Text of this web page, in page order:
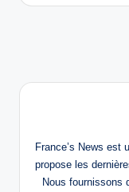
France’s News est
propose les
Nous fournissons